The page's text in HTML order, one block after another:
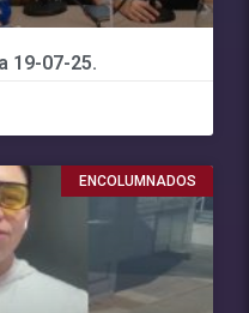
19-07-25.
ENCOLUMNADOS